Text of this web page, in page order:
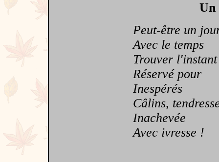
Un
Peut-être un
Avec le temps
Trouver l'instant
Réservé pour
Inespérés
Câlins,
Inachevée
Avec ivresse !